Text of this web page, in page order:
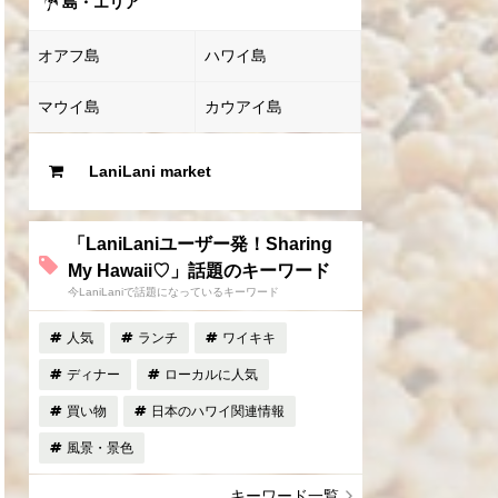
オアフ島 ハワイ島
マウイ島 カウアイ島
LaniLani market
「LaniLaniユーザー発！Sharing
My Hawaii♡」話題のキーワード
今LaniLaniで話題になっているキーワード
人気 ランチ ワイキキ
ディナー ローカルに人気
買い物 日本のハワイ関連情報
風景・景色